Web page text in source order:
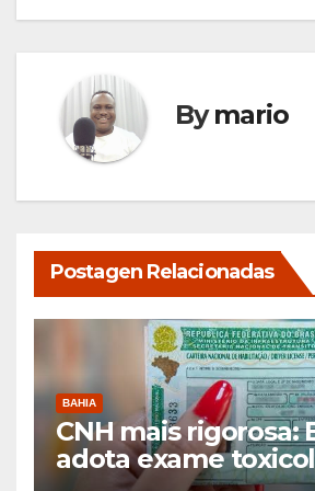
Bymario
Postagen Relacionadas
BAHIA
CNH mais rigorosa:
adota exame